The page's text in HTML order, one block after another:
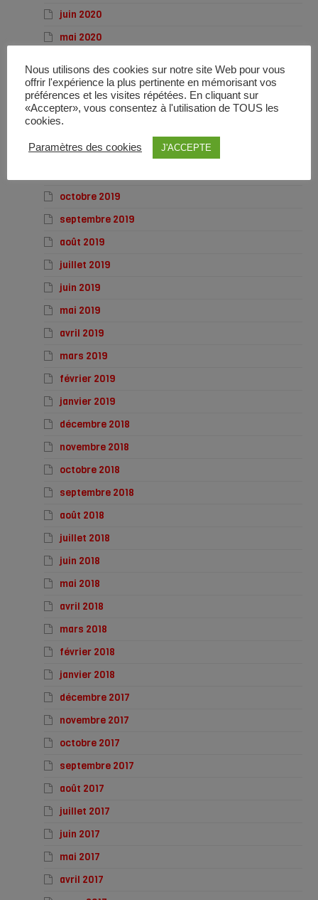
juin 2020
mai 2020
mars 2020
février 2020
janvier 2020
décembre 2019
octobre 2019
septembre 2019
août 2019
juillet 2019
juin 2019
mai 2019
avril 2019
mars 2019
février 2019
janvier 2019
décembre 2018
novembre 2018
octobre 2018
septembre 2018
août 2018
juillet 2018
juin 2018
mai 2018
avril 2018
mars 2018
février 2018
janvier 2018
décembre 2017
novembre 2017
octobre 2017
septembre 2017
août 2017
juillet 2017
juin 2017
mai 2017
avril 2017
Nous utilisons des cookies sur notre site Web pour vous
offrir l'expérience la plus pertinente en mémorisant vos
préférences et les visites répétées. En cliquant sur
«Accepter», vous consentez à l'utilisation de TOUS les
cookies.
Paramètres des cookies J'ACCEPTE